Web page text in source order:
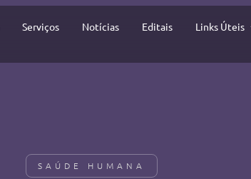
Serviços Notícias Editais Links Úteis
SAÚDE HUMANA